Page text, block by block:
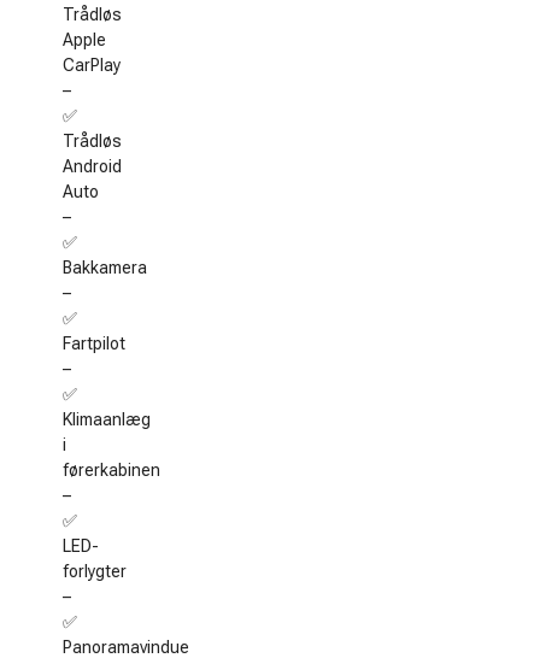
Trådløs
Apple
CarPlay
–
✅
Trådløs
Android
Auto
–
✅
Bakkamera
–
✅
Fartpilot
–
✅
Klimaanlæg
i
førerkabinen
–
✅
LED-
forlygter
–
✅
Panoramavindue